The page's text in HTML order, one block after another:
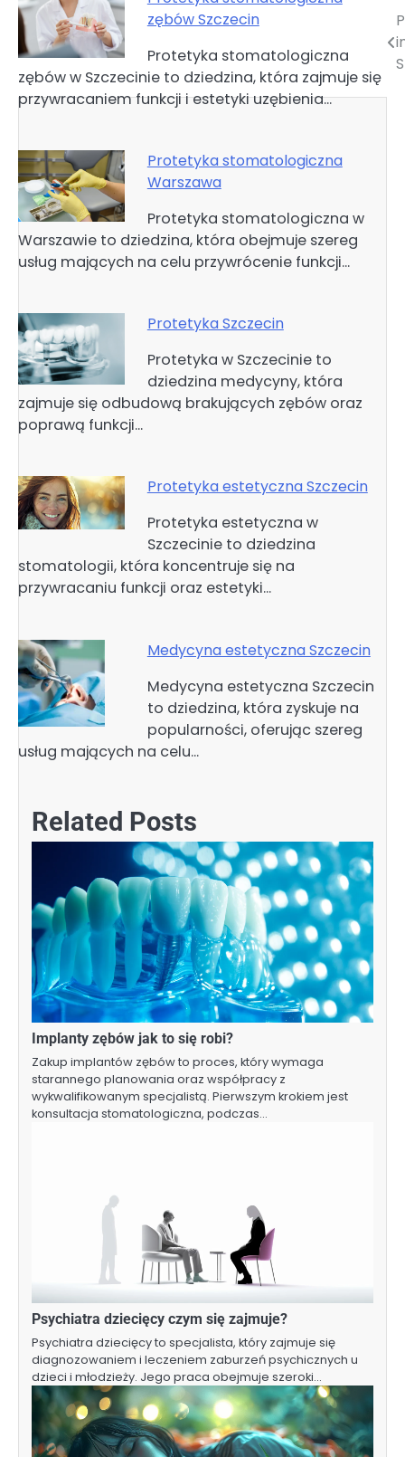
zębów Szczecin
Protetyka stomatologiczna
zębów w Szczecinie to dziedzina, która zajmuje się
przywracaniem funkcji i estetyki uzębienia…
Protetyka stomatologiczna
Warszawa
Protetyka stomatologiczna w
Warszawie to dziedzina, która obejmuje szereg
usług mających na celu przywrócenie funkcji…
Protetyka Szczecin
Protetyka w Szczecinie to
dziedzina medycyny, która
zajmuje się odbudową brakujących zębów oraz
poprawą funkcji…
Protetyka estetyczna Szczecin
Protetyka estetyczna w
Szczecinie to dziedzina
stomatologii, która koncentruje się na
przywracaniu funkcji oraz estetyki…
Medycyna estetyczna Szczecin
Medycyna estetyczna Szczecin
to dziedzina, która zyskuje na
popularności, oferując szereg
usług mających na celu…
Nawigacja
wpisu
Related Posts
Implanty zębów jak to się robi?
Zakup implantów zębów to proces, który wymaga
starannego planowania oraz współpracy z
wykwalifikowanym specjalistą. Pierwszym krokiem jest
konsultacja stomatologiczna, podczas…
Psychiatra dziecięcy czym się zajmuje?
Psychiatra dziecięcy to specjalista, który zajmuje się
diagnozowaniem i leczeniem zaburzeń psychicznych u
dzieci i młodzieży. Jego praca obejmuje szeroki…